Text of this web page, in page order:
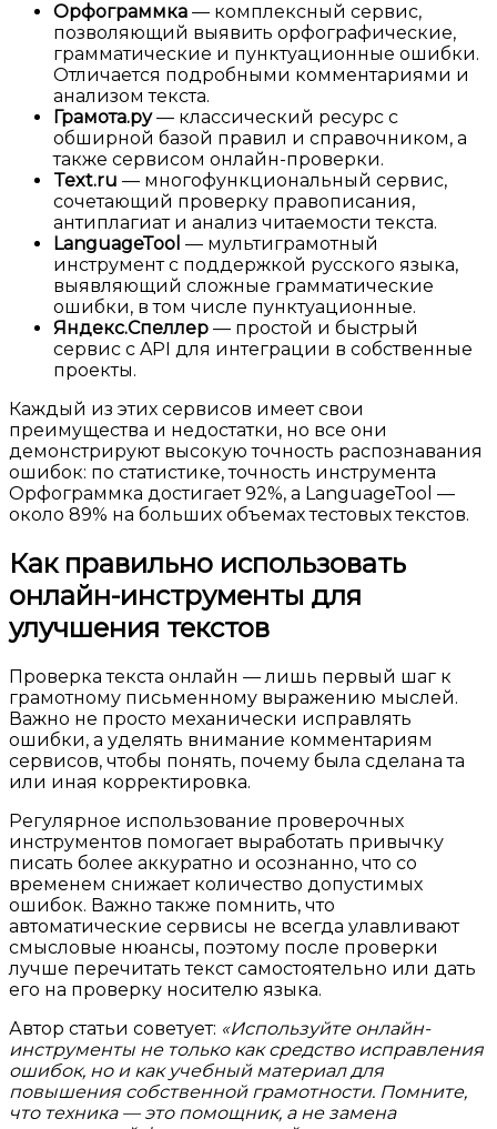
Орфограммка — комплексный сервис,
позволяющий выявить орфографические,
грамматические и пунктуационные ошибки.
Отличается подробными комментариями и
анализом текста.
Грамота.ру— классический ресурс с
обширной базой правил и справочником, а
также сервисом онлайн-проверки.
Text.ru — многофункциональный сервис,
сочетающий проверку правописания,
антиплагиат и анализ читаемости текста.
LanguageTool — мультиграмотный
инструмент с поддержкой русского языка,
выявляющий сложные грамматические
ошибки, в том числе пунктуационные.
Яндекс.Спеллер — простой и быстрый
сервис с API для интеграции в собственные
проекты.
Каждый из этих сервисов имеет свои
преимущества и недостатки, но все они
демонстрируют высокую точность распознавания
ошибок: по статистике, точность инструмента
Орфограммка достигает 92%, а LanguageTool —
около 89% на больших объемах тестовых текстов.
Как правильно использовать
онлайн-инструменты для
улучшения текстов
Проверка текста онлайн — лишь первый шаг к
грамотному письменному выражению мыслей.
Важно не просто механически исправлять
ошибки, а уделять внимание комментариям
сервисов, чтобы понять, почему была сделана та
или иная корректировка.
Регулярное использование проверочных
инструментов помогает выработать привычку
писать более аккуратно и осознанно, что со
временем снижает количество допустимых
ошибок. Важно также помнить, что
автоматические сервисы не всегда улавливают
смысловые нюансы, поэтому после проверки
лучше перечитать текст самостоятельно или дать
его на проверку носителю языка.
Автор статьи советует: «Используйте онлайн-
инструменты не только как средство исправления
ошибок, но и как учебный материал для
повышения собственной грамотности. Помните,
что техника — это помощник, а не замена